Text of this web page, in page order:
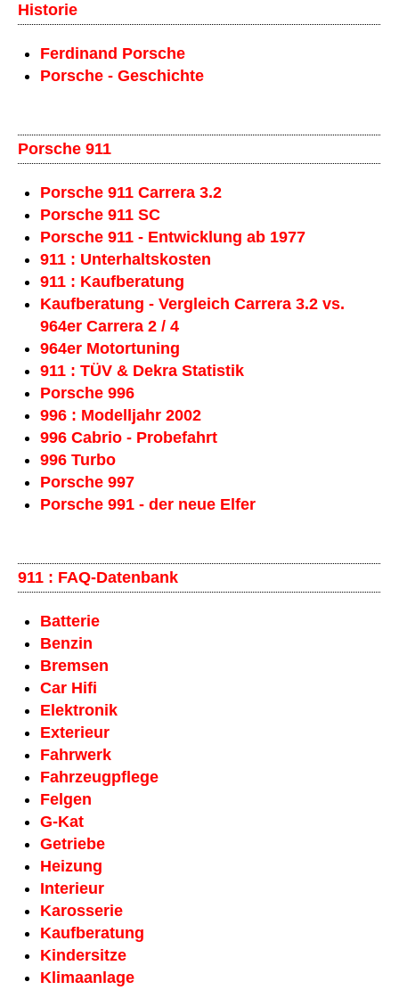
Historie
Ferdinand Porsche
Porsche - Geschichte
Porsche 911
Porsche 911 Carrera 3.2
Porsche 911 SC
Porsche 911 - Entwicklung ab 1977
911 : Unterhaltskosten
911 : Kaufberatung
Kaufberatung - Vergleich Carrera 3.2 vs.
964er Carrera 2 / 4
964er Motortuning
911 : TÜV & Dekra Statistik
Porsche 996
996 : Modelljahr 2002
996 Cabrio - Probefahrt
996 Turbo
Porsche 997
Porsche 991 - der neue Elfer
911 : FAQ-Datenbank
Batterie
Benzin
Bremsen
Car Hifi
Elektronik
Exterieur
Fahrwerk
Fahrzeug­pflege
Felgen
G-Kat
Getriebe
Heizung
Interieur
Karosserie
Kaufberatung
Kindersitze
Klimaanlage